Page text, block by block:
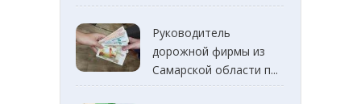
Руководитель
дорожной фирмы из
Самарской области п...